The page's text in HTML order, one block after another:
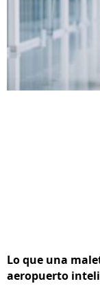
Lo que una
aeropuerto